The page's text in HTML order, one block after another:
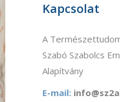
Kapcsolat
A
Szabó Szabolcs
Alapítvány
E-mail: